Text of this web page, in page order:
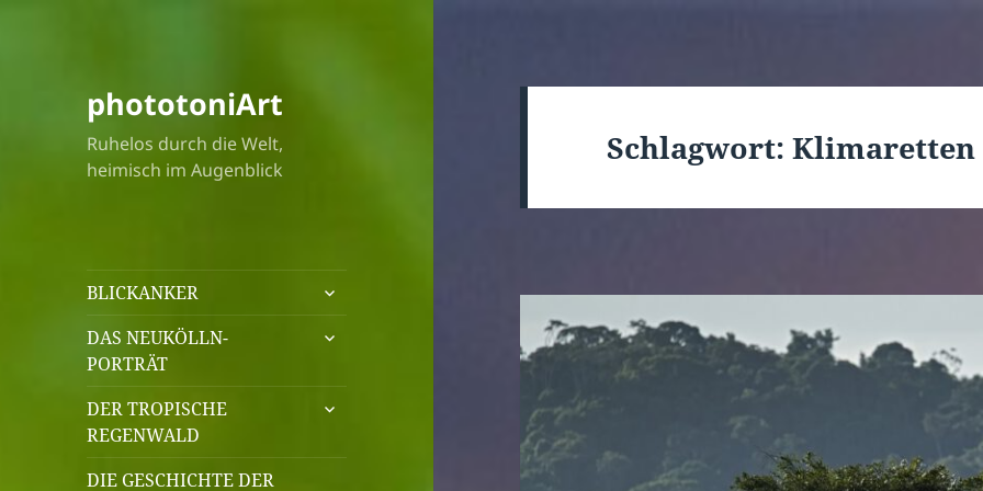
phototoniArt
Ruhelos durch die Welt,
heimisch im Augenblick
BLICKANKER
untermenü
öffnen
DAS NEUKÖLLN-
PORTRÄT
untermenü
DER TROPISCHE
REGENWALD
untermenü
DIE GESCHICHTE DER
Schlagwort:Klimaretten